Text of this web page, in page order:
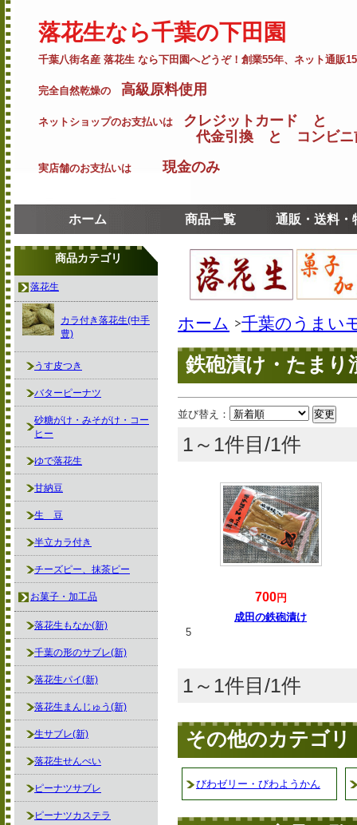
落花生なら千葉の下田園
千葉八街名産 落花生 なら下田園へどうぞ！創業55年、ネット通販
完全自然乾燥の 高級原料使用
ネットショップのお支払いは クレジットカード と
代金引換 と コンビニ前
実店舗のお支払いは 現金のみ
ホーム 商品一覧 通販・送料・
ホーム 千葉のうまい
鉄砲漬け・たまり
並び替え：
1～1件目/1件
700円
成田の鉄砲漬け
5
1～1件目/1件
その他のカテゴリ
びわゼリー・びわようかん
商品カテゴリ
落花生
カラ付き落花生(中手
豊)
うす皮つき
バターピーナツ
砂糖がけ・みそがけ・コー
ヒー
ゆで落花生
甘納豆
生 豆
半立カラ付き
チーズピー、抹茶ピー
お菓子・加工品
落花生もなか(新)
千葉の形のサブレ(新)
落花生パイ(新)
落花生まんじゅう(新)
生サブレ(新)
落花生せんべい
ピーナツサブレ
ピーナツカステラ